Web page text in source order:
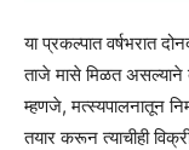
या प्रकल्पात वर्षभरात
ताजे मासे मिळत असल्याने
म्हणजे, मत्स्यपालनातून
तयार करून त्याचीही